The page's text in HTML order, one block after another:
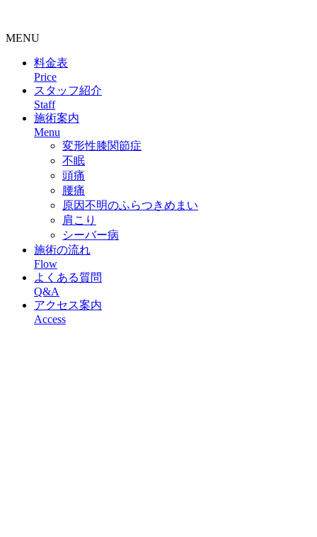
MENU
料金表
Price
スタッフ紹介
Staff
施術案内
Menu
変形性膝関節症
不眠
頭痛
腰痛
原因不明のふらつきめまい
肩こり
シーバー病
施術の流れ
Flow
よくある質問
Q&A
アクセス案内
Access